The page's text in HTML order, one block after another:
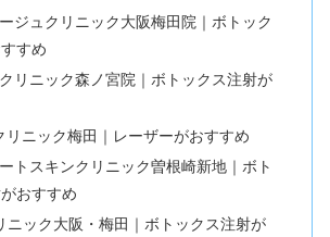
ジュクリニック大阪梅田院｜ボトック
すめ
リニック森ノ宮院｜ボトックス注射が
リニック梅田｜レーザーがおすすめ
トスキンクリニック曽根崎新地｜ボト
おすすめ
ニック大阪・梅田｜ボトックス注射が